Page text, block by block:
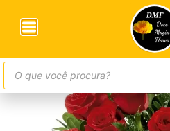
Flores com Chocolate/
Vermelhas E Bombons Luxo